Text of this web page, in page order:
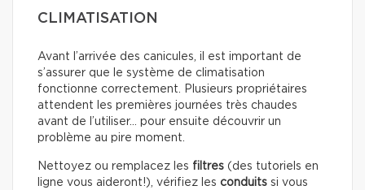
CLIMATISATION
Avant l’arrivée des canicules, il est important de
s’assurer que le système de climatisation
fonctionne correctement. Plusieurs propriétaires
attendent les premières journées très chaudes
avant de l’utiliser… pour ensuite découvrir un
problème au pire moment.
Nettoyez ou remplacez les filtres (des tutoriels en
ligne vous aideront!), vérifiez les conduits si vous